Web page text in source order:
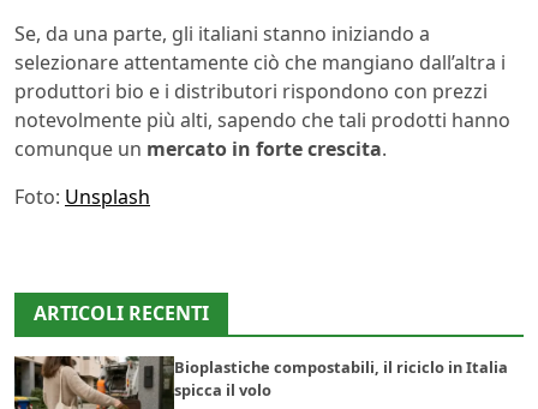
Se, da una parte, gli italiani stanno iniziando a
selezionare attentamente ciò che mangiano dall’altra i
produttori bio e i distributori rispondono con prezzi
notevolmente più alti, sapendo che tali prodotti hanno
comunque un mercato in forte crescita.
Foto: Unsplash
ARTICOLI RECENTI
Bioplastiche compostabili, il riciclo in Italia
spicca il volo